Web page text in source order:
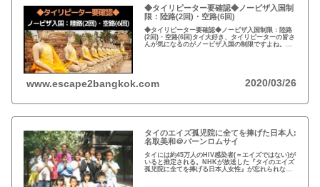
◆タイリピーター要確認◆ノービザ入国制
限：陸路(2回)・空路(6回)
◆タイリピーター要確認◆ノービザ入国制限：陸路
(2回)・空路(6回)タイ大好き、タイリピーターの皆さ
んが気になるのがノービザ入国の制限ですよね。近
www.escape2bangkok.com 2020/03/26
タイのエイズ孤児院に全てを捧げた日本人:
名取美和＠バーンロムサイ
タイには約45万人のHIV感染者(＝エイズではない)が
いると推定される。NHKが放送した『タイのエイズ
孤児院に全てを捧げる日本人女性』が忘れられな